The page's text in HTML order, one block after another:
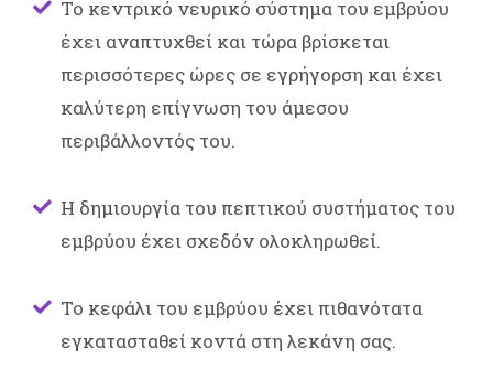
Το κεντρικό νευρικό σύστημα του εμβρύου
έχει αναπτυχθεί και τώρα βρίσκεται
περισσότερες ώρες σε εγρήγορση και έχει
καλύτερη επίγνωση του άμεσου
περιβάλλοντός του.
Η δημιουργία του πεπτικού συστήματος του
εμβρύου έχει σχεδόν ολοκληρωθεί.
Το κεφάλι του εμβρύου έχει πιθανότατα
εγκατασταθεί κοντά στη λεκάνη σας.